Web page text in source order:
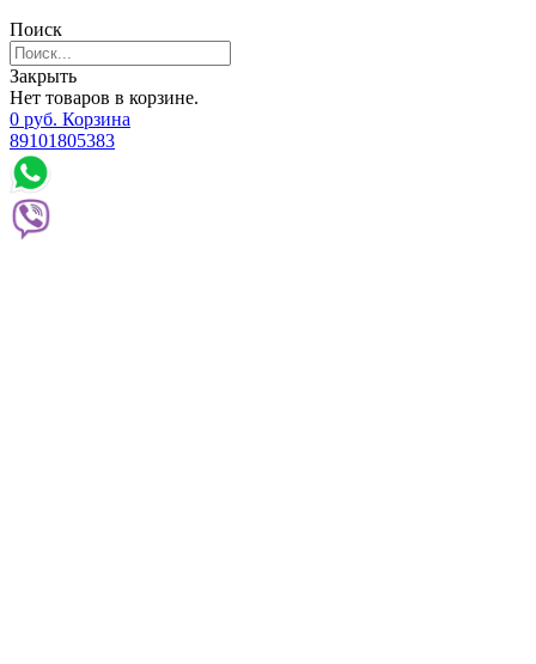
Поиск
Закрыть
Нет товаров в корзине.
0 руб. Корзина
89101805383